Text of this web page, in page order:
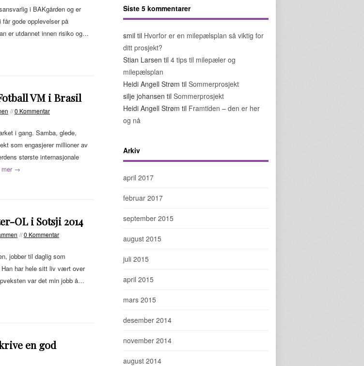
i BAKgården og er
gode opplevelser på
er utdannet innen risiko og…
VM i Brasil
//0 Kommentar
i gang. Samba, glede,
som engasjerer millioner av
største internasjonale
mer →
OL i Sotsji 2014
//0 Kommentar
jobber til daglig som
har hele sitt liv vært over
var det min jobb å…
en god
Siste 5 kommentarer
smil til Hvorfor er en milepælsplan så viktig for
ditt prosjekt?
Stian Larsen til 4 tips til milepæler og
milepælsplan
Heidi Angell Strøm til Sommerprosjekt
silje johansen til Sommerprosjekt
Heidi Angell Strøm til Framtiden – den er her
og nå
Arkiv
april 2017
februar 2017
september 2015
august 2015
juli 2015
april 2015
mars 2015
desember 2014
november 2014
august 2014